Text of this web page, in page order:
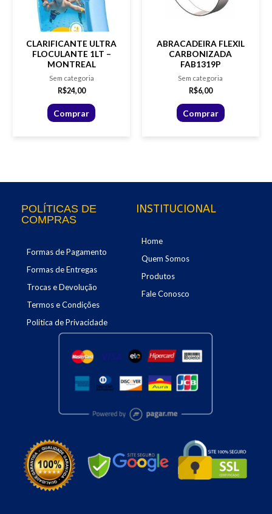
CLARIFICANTE ULTRA
FLOCULANTE 1LT –
MONTREAL
Sem categoria
R$24,00
Comprar
ABRACADEIRA FLEXIL
CARBONIZADA
FAB1319P
Sem categoria
R$6,00
Comprar
POLÍTICAS DE
COMPRAS
Formas de Pagamento
Formas de Entregas
Trocas e Devolução
Termos e Condições
Politica de Privacidade
INSTITUCIONAL
Home
Quem Somos
Produtos
Fale Conosco